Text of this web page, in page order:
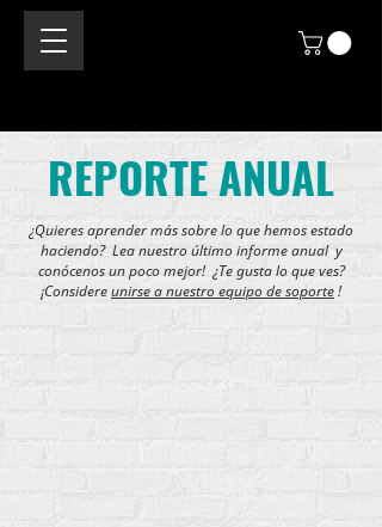
REPORTE ANUAL
¿Quieres aprender más sobre lo que hemos estado
haciendo? Lea nuestro último informe anual y
conócenos un poco mejor! ¿Te gusta lo que ves?
¡Considereunirse a nuestro equipo de soporte!